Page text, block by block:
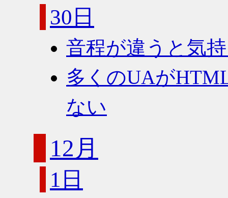
30日
音程が違うと気
多くのUAが
ない
12月
1日